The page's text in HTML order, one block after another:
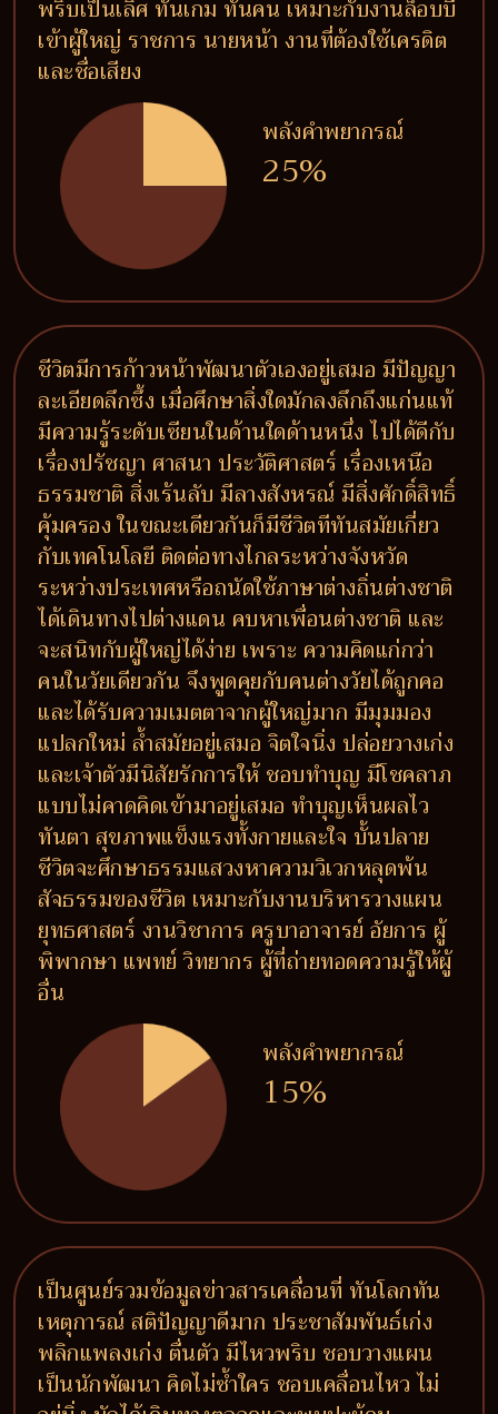
พริบเป็นเลิศ ทันเกม ทันคน เหมาะกับงานล็อบบี้
เข้าผู้ใหญ่ ราชการ นายหน้า งานที่ต้องใช้เครดิต
และชื่อเสียง
พลังคำพยากรณ์
25%
ชีวิตมีการก้าวหน้าพัฒนาตัวเองอยู่เสมอ มีปัญญา
ละเอียดลึกซึ้ง เมื่อศึกษาสิ่งใดมักลงลึกถึงแก่นแท้
มีความรู้ระดับเซียนในด้านใดด้านหนึ่ง ไปได้ดีกับ
เรื่องปรัชญา ศาสนา ประวัติศาสตร์ เรื่องเหนือ
ธรรมชาติ สิ่งเร้นลับ มีลางสังหรณ์ มีสิ่งศักดิ์สิทธิ์
คุ้มครอง ในขณะเดียวกันก็มีชีวิตทีทันสมัยเกี่ยว
กับเทคโนโลยี ติดต่อทางไกลระหว่างจังหวัด
ระหว่างประเทศหรือถนัดใช้ภาษาต่างถิ่นต่างชาติ
ได้เดินทางไปต่างแดน คบหาเพื่อนต่างชาติ และ
จะสนิทกับผู้ใหญ่ได้ง่าย เพราะ ความคิดแก่กว่า
คนในวัยเดียวกัน จึงพูดคุยกับคนต่างวัยได้ถูกคอ
และได้รับความเมตตาจากผู้ใหญ่มาก มีมุมมอง
แปลกใหม่ ล้ำสมัยอยู่เสมอ จิตใจนิ่ง ปล่อยวางเก่ง
และเจ้าตัวมีนิสัยรักการให้ ชอบทำบุญ มีโชคลาภ
แบบไม่คาดคิดเข้ามาอยู่เสมอ ทำบุญเห็นผลไว
ทันตา สุขภาพแข็งแรงทั้งกายและใจ บั้นปลาย
ชีวิตจะศึกษาธรรมแสวงหาความวิเวกหลุดพ้น
สัจธรรมของชีวิต เหมาะกับงานบริหารวางแผน
ยุทธศาสตร์ งานวิชาการ ครูบาอาจารย์ อัยการ ผู้
พิพากษา แพทย์ วิทยากร ผู้ที่ถ่ายทอดความรู้ให้ผู้
อื่น
พลังคำพยากรณ์
15%
เป็นศูนย์รวมข้อมูลข่าวสารเคลื่อนที่ ทันโลกทัน
เหตุการณ์ สติปัญญาดีมาก ประชาสัมพันธ์เก่ง
พลิกแพลงเก่ง ตื่นตัว มีไหวพริบ ชอบวางแผน
เป็นนักพัฒนา คิดไม่ซ้ำใคร ชอบเคลื่อนไหว ไม่